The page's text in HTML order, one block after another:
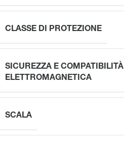
CLASSE DI PROTEZIONE
SICUREZZA E COMPATIBILITÀ
ELETTROMAGNETICA
SCALA